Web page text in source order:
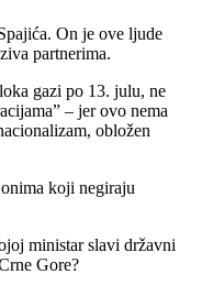
On je ove ljude
partnerima.
gazi po 13. julu, ne
– jer ovo nema
obložen
koji negiraju
ministar slavi državni
Gore?